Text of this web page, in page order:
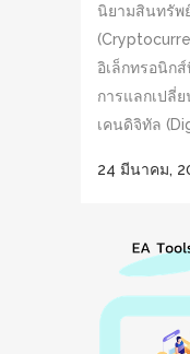
นิยามสินทรัพ
อิเล็กทรอนิก
การแลกเปลี่
เคนดิจิทัล
24 มีนาคม,